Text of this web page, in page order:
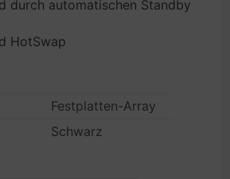
durch automatischen Standby
HotSwap
Festplatten-Array
Schwarz